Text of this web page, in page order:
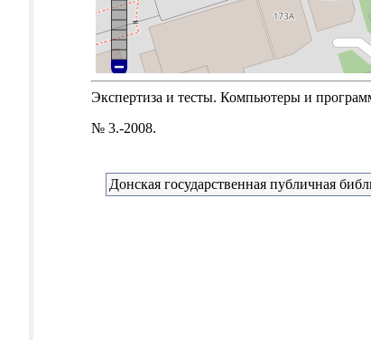
Экспертиза и тесты. Компьютеры и
№ 3.-2008.
Донская государственная публичная